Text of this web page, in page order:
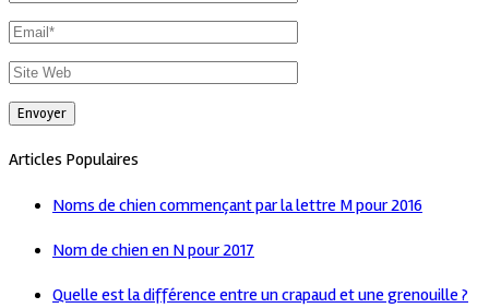
Articles Populaires
Noms de chien commençant par la lettre M pour 2016
Nom de chien en N pour 2017
Quelle est la différence entre un crapaud et une grenouille ?